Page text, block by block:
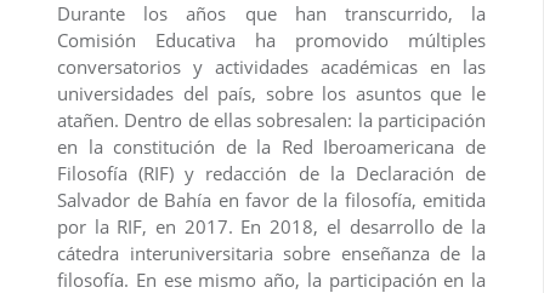
Durante los años que han transcurrido, la
Comisión Educativa ha promovido múltiples
conversatorios y actividades académicas en las
universidades del país, sobre los asuntos que le
atañen. Dentro de ellas sobresalen: la participación
en la constitución de la Red Iberoamericana de
Filosofía (RIF) y redacción de la Declaración de
Salvador de Bahía en favor de la filosofía, emitida
por la RIF, en 2017. En 2018, el desarrollo de la
cátedra interuniversitaria sobre enseñanza de la
filosofía. En ese mismo año, la participación en la